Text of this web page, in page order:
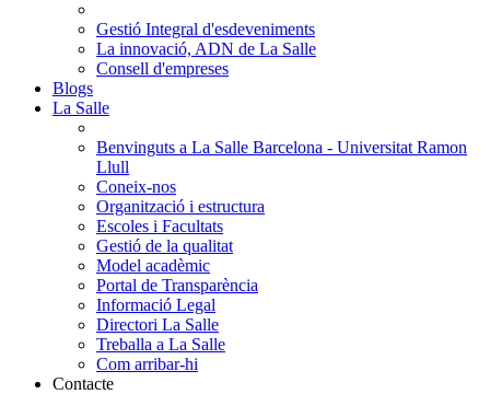
Gestió Integral d'esdeveniments
La innovació, ADN de La Salle
Consell d'empreses
Blogs
La Salle
Benvinguts a La Salle Barcelona - Universitat Ramon
Llull
Coneix-nos
Organització i estructura
Escoles i Facultats
Gestió de la qualitat
Model acadèmic
Portal de Transparència
Informació Legal
Directori La Salle
Treballa a La Salle
Com arribar-hi
Contacte